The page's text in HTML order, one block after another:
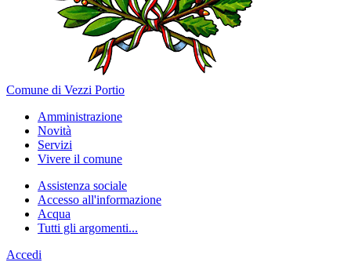
Comune di Vezzi Portio
Amministrazione
Novità
Servizi
Vivere il comune
Assistenza sociale
Accesso all'informazione
Acqua
Tutti gli argomenti...
Accedi